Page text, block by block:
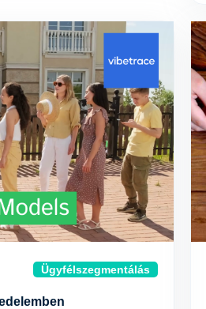
Ügyfélszegmentálás